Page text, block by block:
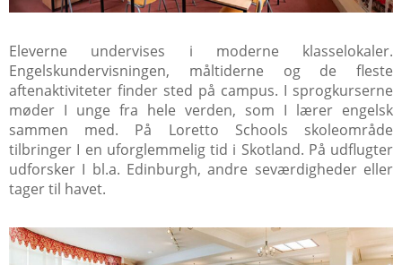
Eleverne undervises i moderne klasselokaler.
Engelskundervisningen, måltiderne og de fleste
aftenaktiviteter finder sted på campus. I sprogkurserne
møder I unge fra hele verden, som I lærer engelsk
sammen med. På Loretto Schools skoleområde
tilbringer I en uforglemmelig tid i Skotland. På udflugter
udforsker I bl.a. Edinburgh, andre seværdigheder eller
tager til havet.